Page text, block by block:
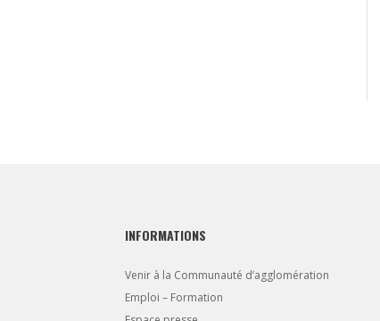
INFORMATIONS
Venir à la Communauté d’agglomération
Emploi – Formation